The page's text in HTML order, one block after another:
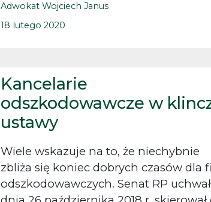
Adwokat Wojciech Janus
18 lutego 2020
Kancelarie
odszkodowawcze w
ustawy
Wiele wskazuje na to, że niechybnie
zbliża się koniec dobrych czasów dla
odszkodowawczych. Senat RP